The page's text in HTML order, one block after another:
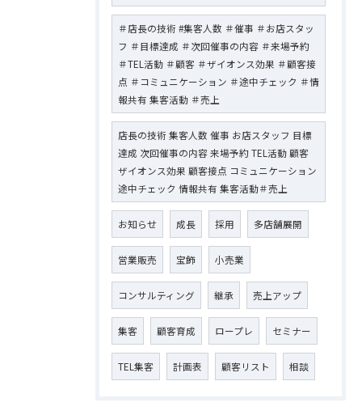
＃店長の技術 #集客人数 ＃催事 ＃お店スタッ
フ ＃目標達成 ＃次回催事の内容 ＃来場予約
＃TEL活動 ＃顧客 ＃ザイオンス効果 ＃顧客接
点 ＃コミュニケーション ＃途中チェック ＃情
報共有 集客活動 ＃売上
店長の技術 集客人数 催事 お店スタッフ 目標
達成 次回催事の内容 来場予約 TEL活動 顧客
ザイオンス効果 顧客接点 コミュニケーション
途中チェック 情報共有 集客活動＃売上
お知らせ 成長 採用 多店舗展開
営業販売 宝飾 小売業
コンサルティング 継承 売上アップ
集客 顧客育成 ロープレ セミナー
TEL集客 計画表 顧客リスト 相談